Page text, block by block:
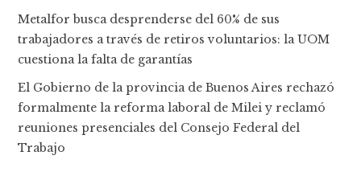
Metalfor busca desprenderse del 60% de sus
trabajadores a través de retiros voluntarios: la UOM
cuestiona la falta de garantías
El Gobierno de la provincia de Buenos Aires rechazó
formalmente la reforma laboral de Milei y reclamó
reuniones presenciales del Consejo Federal del
Trabajo